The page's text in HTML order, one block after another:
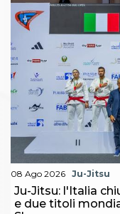
08 Ago 2026 Ju-Jitsu
Ju-Jitsu: l'Italia
e due titoli